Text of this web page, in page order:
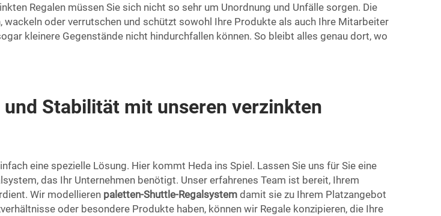
Regalen müssen Sie sich nicht so sehr um Unordnung und Unfälle sorgen. Die
oder verrutschen und schützt sowohl Ihre Produkte als auch Ihre Mitarbeiter
kleinere Gegenstände nicht hindurchfallen können. So bleibt alles genau dort, wo
Stabilität mit unseren verzinkten
eine spezielle Lösung. Hier kommt Heda ins Spiel. Lassen Sie uns für Sie eine
das Ihr Unternehmen benötigt. Unser erfahrenes Team ist bereit, Ihrem
Wir modellieren paletten-Shuttle-Regalsystem damit sie zu Ihrem Platzangebot
oder besondere Produkte haben, können wir Regale konzipieren, die Ihre